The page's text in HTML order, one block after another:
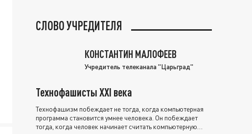
СЛОВО УЧРЕДИТЕЛЯ
КОНСТАНТИН МАЛОФЕЕВ
Учредитель телеканала "Царьград"
Технофашисты XXI века
Технофашизм побеждает не тогда, когда компьютерная
программа становится умнее человека. Он побеждает
тогда, когда человек начинает считать компьютерную